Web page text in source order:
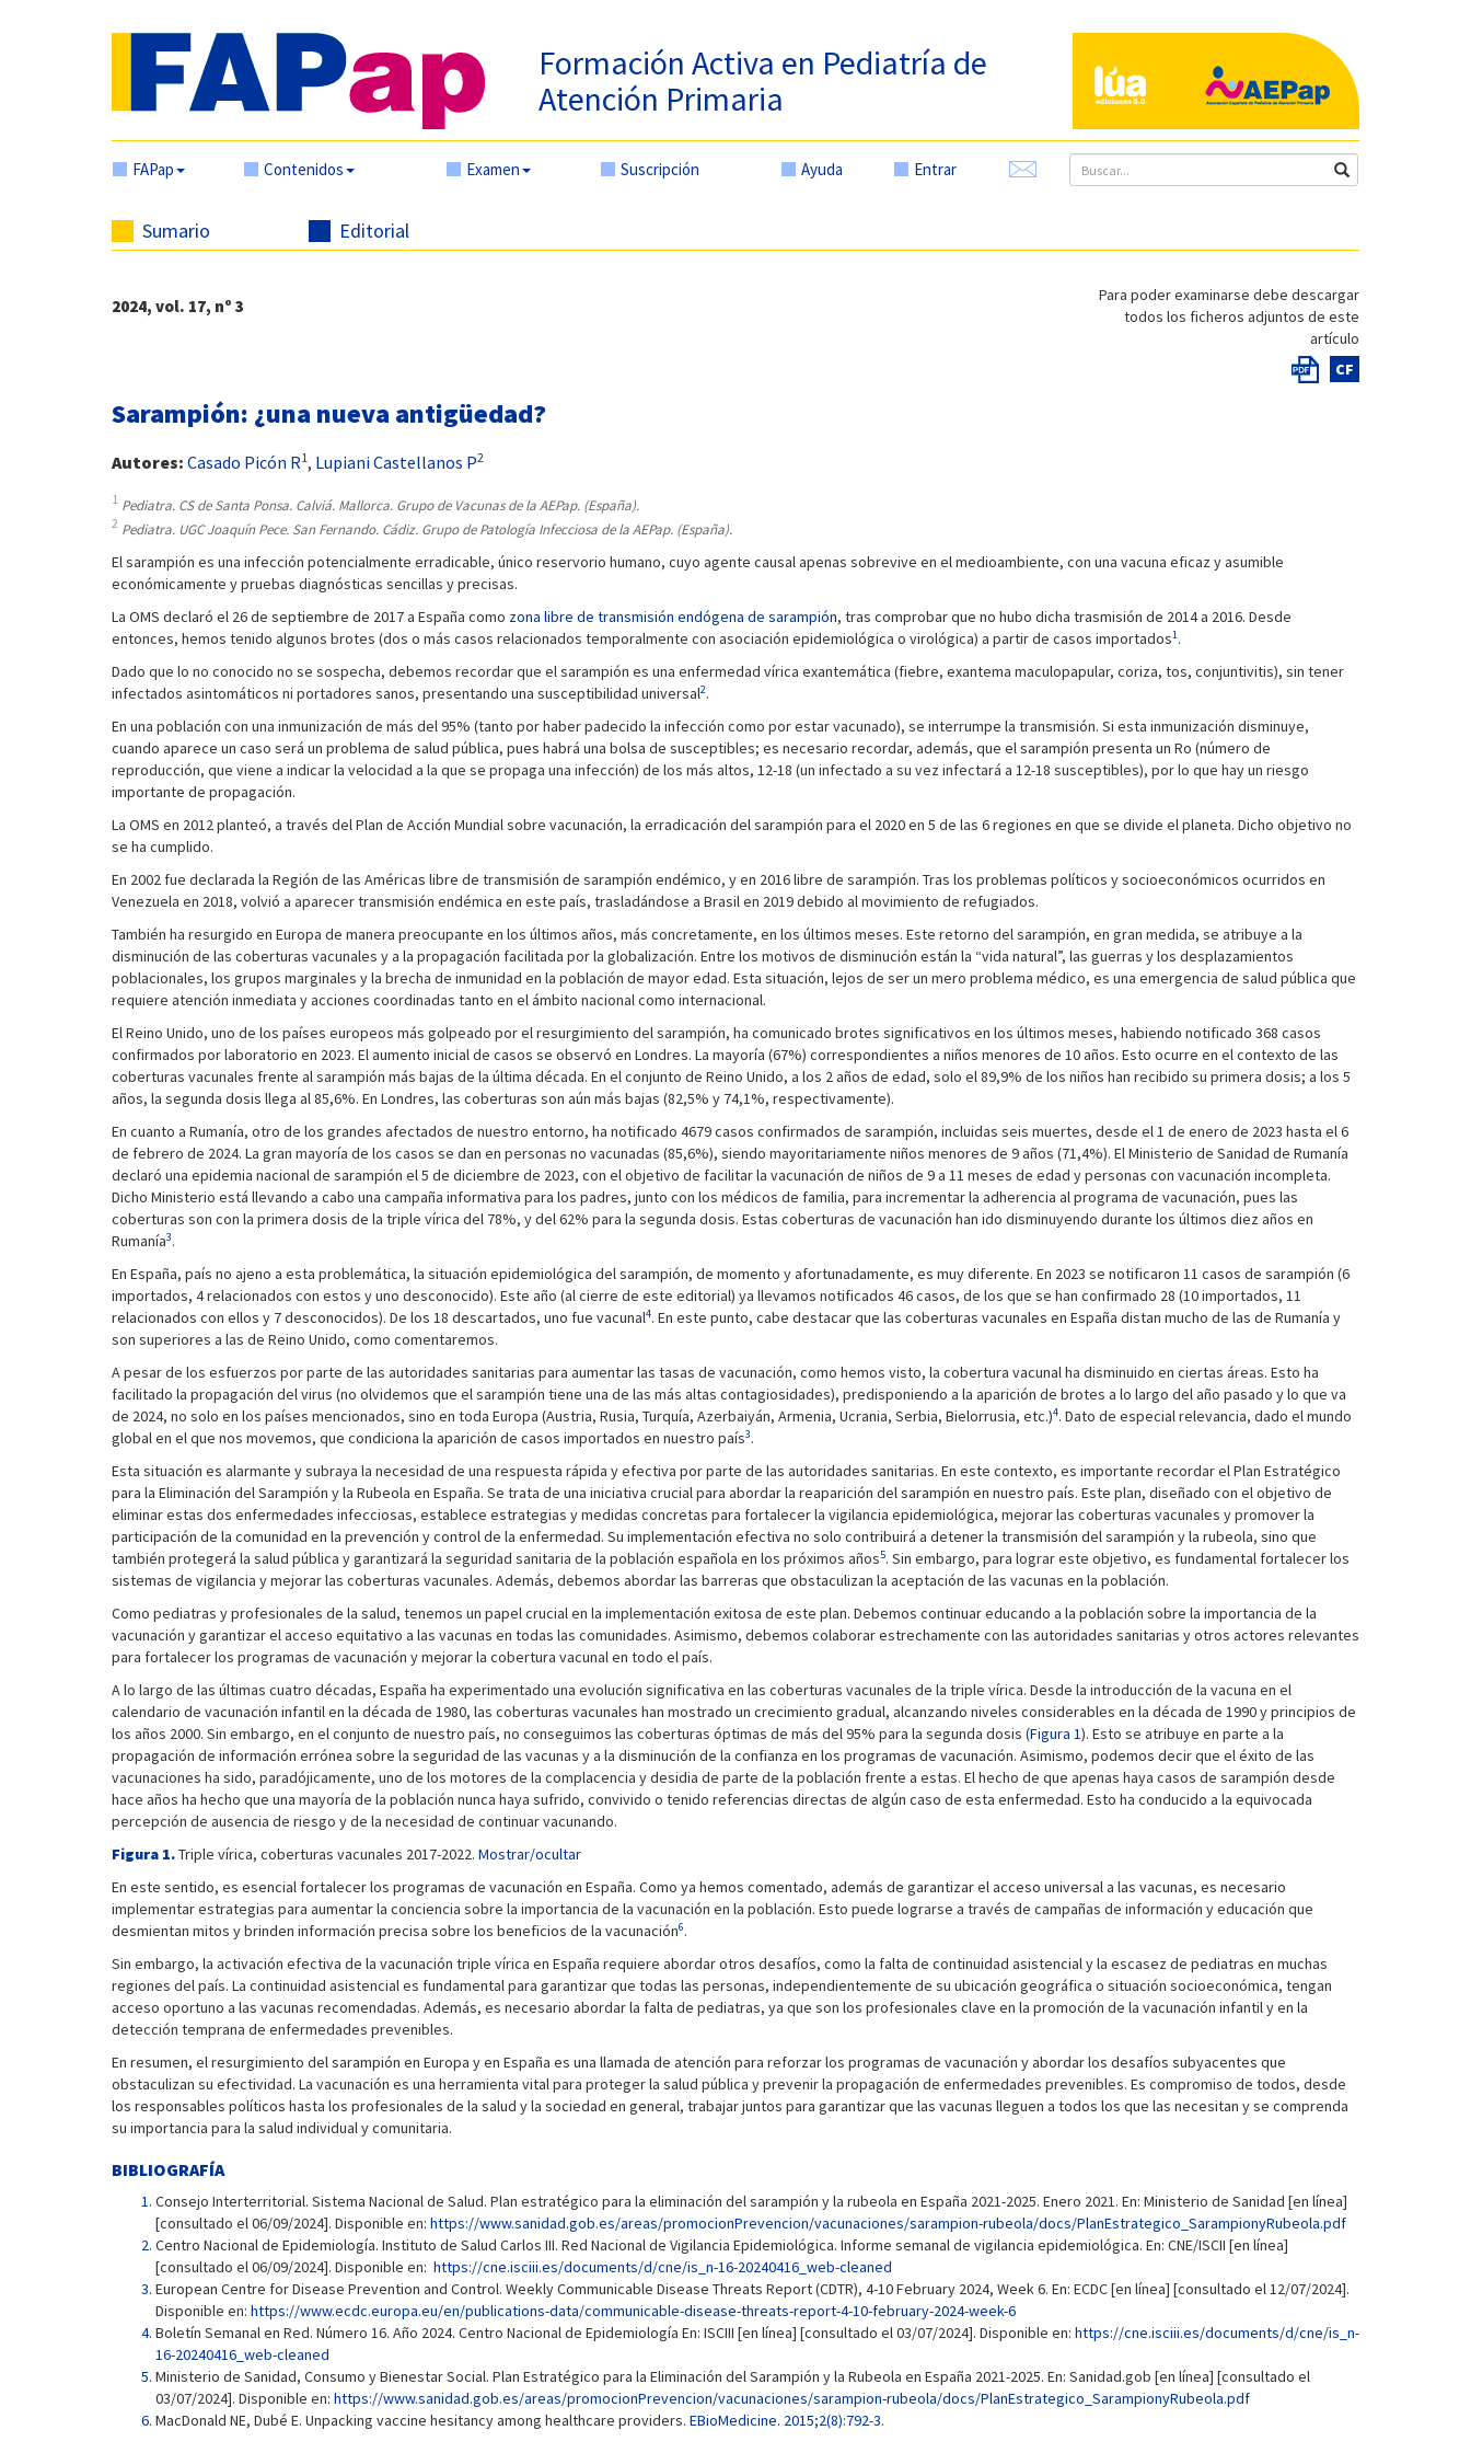
Formación Activa en Pediatría de
Atención Primaria
FAPap Contenidos Examen Suscripción Ayuda Entrar
Sumario Editorial
Para poder examinarse debe descargar
todos los ficheros adjuntos de este
artículo
CF
2024, vol. 17, nº 3
Sarampión: ¿una nueva antigüedad?
Autores: Casado Picón R1, Lupiani Castellanos P2
1 Pediatra. CS de Santa Ponsa. Calviá. Mallorca. Grupo de Vacunas de la AEPap. (España).
2 Pediatra. UGC Joaquín Pece. San Fernando. Cádiz. Grupo de Patología Infecciosa de la AEPap. (España).
El sarampión es una infección potencialmente erradicable, único reservorio humano, cuyo agente causal apenas sobrevive en el medioambiente, con una vacuna eficaz y asumible
económicamente y pruebas diagnósticas sencillas y precisas.
La OMS declaró el 26 de septiembre de 2017 a España como zona libre de transmisión endógena de sarampión, tras comprobar que no hubo dicha trasmisión de 2014 a 2016. Desde
entonces, hemos tenido algunos brotes (dos o más casos relacionados temporalmente con asociación epidemiológica o virológica) a partir de casos importados1.
Dado que lo no conocido no se sospecha, debemos recordar que el sarampión es una enfermedad vírica exantemática (fiebre, exantema maculopapular, coriza, tos, conjuntivitis), sin tener
infectados asintomáticos ni portadores sanos, presentando una susceptibilidad universal2.
En una población con una inmunización de más del 95% (tanto por haber padecido la infección como por estar vacunado), se interrumpe la transmisión. Si esta inmunización disminuye,
cuando aparece un caso será un problema de salud pública, pues habrá una bolsa de susceptibles; es necesario recordar, además, que el sarampión presenta un Ro (número de
reproducción, que viene a indicar la velocidad a la que se propaga una infección) de los más altos, 12-18 (un infectado a su vez infectará a 12-18 susceptibles), por lo que hay un riesgo
importante de propagación.
La OMS en 2012 planteó, a través del Plan de Acción Mundial sobre vacunación, la erradicación del sarampión para el 2020 en 5 de las 6 regiones en que se divide el planeta. Dicho objetivo no
se ha cumplido.
En 2002 fue declarada la Región de las Américas libre de transmisión de sarampión endémico, y en 2016 libre de sarampión. Tras los problemas políticos y socioeconómicos ocurridos en
Venezuela en 2018, volvió a aparecer transmisión endémica en este país, trasladándose a Brasil en 2019 debido al movimiento de refugiados.
También ha resurgido en Europa de manera preocupante en los últimos años, más concretamente, en los últimos meses. Este retorno del sarampión, en gran medida, se atribuye a la
disminución de las coberturas vacunales y a la propagación facilitada por la globalización. Entre los motivos de disminución están la “vida natural”, las guerras y los desplazamientos
poblacionales, los grupos marginales y la brecha de inmunidad en la población de mayor edad. Esta situación, lejos de ser un mero problema médico, es una emergencia de salud pública que
requiere atención inmediata y acciones coordinadas tanto en el ámbito nacional como internacional.
El Reino Unido, uno de los países europeos más golpeado por el resurgimiento del sarampión, ha comunicado brotes significativos en los últimos meses, habiendo notificado 368 casos
confirmados por laboratorio en 2023. El aumento inicial de casos se observó en Londres. La mayoría (67%) correspondientes a niños menores de 10 años. Esto ocurre en el contexto de las
coberturas vacunales frente al sarampión más bajas de la última década. En el conjunto de Reino Unido, a los 2 años de edad, solo el 89,9% de los niños han recibido su primera dosis; a los 5
años, la segunda dosis llega al 85,6%. En Londres, las coberturas son aún más bajas (82,5% y 74,1%, respectivamente).
En cuanto a Rumanía, otro de los grandes afectados de nuestro entorno, ha notificado 4679 casos confirmados de sarampión, incluidas seis muertes, desde el 1 de enero de 2023 hasta el 6
de febrero de 2024. La gran mayoría de los casos se dan en personas no vacunadas (85,6%), siendo mayoritariamente niños menores de 9 años (71,4%). El Ministerio de Sanidad de Rumanía
declaró una epidemia nacional de sarampión el 5 de diciembre de 2023, con el objetivo de facilitar la vacunación de niños de 9 a 11 meses de edad y personas con vacunación incompleta.
Dicho Ministerio está llevando a cabo una campaña informativa para los padres, junto con los médicos de familia, para incrementar la adherencia al programa de vacunación, pues las
coberturas son con la primera dosis de la triple vírica del 78%, y del 62% para la segunda dosis. Estas coberturas de vacunación han ido disminuyendo durante los últimos diez años en
Rumanía3.
En España, país no ajeno a esta problemática, la situación epidemiológica del sarampión, de momento y afortunadamente, es muy diferente. En 2023 se notificaron 11 casos de sarampión (6
importados, 4 relacionados con estos y uno desconocido). Este año (al cierre de este editorial) ya llevamos notificados 46 casos, de los que se han confirmado 28 (10 importados, 11
relacionados con ellos y 7 desconocidos). De los 18 descartados, uno fue vacunal4. En este punto, cabe destacar que las coberturas vacunales en España distan mucho de las de Rumanía y
son superiores a las de Reino Unido, como comentaremos.
A pesar de los esfuerzos por parte de las autoridades sanitarias para aumentar las tasas de vacunación, como hemos visto, la cobertura vacunal ha disminuido en ciertas áreas. Esto ha
facilitado la propagación del virus (no olvidemos que el sarampión tiene una de las más altas contagiosidades), predisponiendo a la aparición de brotes a lo largo del año pasado y lo que va
de 2024, no solo en los países mencionados, sino en toda Europa (Austria, Rusia, Turquía, Azerbaiyán, Armenia, Ucrania, Serbia, Bielorrusia, etc.)4. Dato de especial relevancia, dado el mundo
global en el que nos movemos, que condiciona la aparición de casos importados en nuestro país3.
Esta situación es alarmante y subraya la necesidad de una respuesta rápida y efectiva por parte de las autoridades sanitarias. En este contexto, es importante recordar el Plan Estratégico
para la Eliminación del Sarampión y la Rubeola en España. Se trata de una iniciativa crucial para abordar la reaparición del sarampión en nuestro país. Este plan, diseñado con el objetivo de
eliminar estas dos enfermedades infecciosas, establece estrategias y medidas concretas para fortalecer la vigilancia epidemiológica, mejorar las coberturas vacunales y promover la
participación de la comunidad en la prevención y control de la enfermedad. Su implementación efectiva no solo contribuirá a detener la transmisión del sarampión y la rubeola, sino que
también protegerá la salud pública y garantizará la seguridad sanitaria de la población española en los próximos años5. Sin embargo, para lograr este objetivo, es fundamental fortalecer los
sistemas de vigilancia y mejorar las coberturas vacunales. Además, debemos abordar las barreras que obstaculizan la aceptación de las vacunas en la población.
Como pediatras y profesionales de la salud, tenemos un papel crucial en la implementación exitosa de este plan. Debemos continuar educando a la población sobre la importancia de la
vacunación y garantizar el acceso equitativo a las vacunas en todas las comunidades. Asimismo, debemos colaborar estrechamente con las autoridades sanitarias y otros actores relevantes
para fortalecer los programas de vacunación y mejorar la cobertura vacunal en todo el país.
A lo largo de las últimas cuatro décadas, España ha experimentado una evolución significativa en las coberturas vacunales de la triple vírica. Desde la introducción de la vacuna en el
calendario de vacunación infantil en la década de 1980, las coberturas vacunales han mostrado un crecimiento gradual, alcanzando niveles considerables en la década de 1990 y principios de
los años 2000. Sin embargo, en el conjunto de nuestro país, no conseguimos las coberturas óptimas de más del 95% para la segunda dosis (Figura 1). Esto se atribuye en parte a la
propagación de información errónea sobre la seguridad de las vacunas y a la disminución de la confianza en los programas de vacunación. Asimismo, podemos decir que el éxito de las
vacunaciones ha sido, paradójicamente, uno de los motores de la complacencia y desidia de parte de la población frente a estas. El hecho de que apenas haya casos de sarampión desde
hace años ha hecho que una mayoría de la población nunca haya sufrido, convivido o tenido referencias directas de algún caso de esta enfermedad. Esto ha conducido a la equivocada
percepción de ausencia de riesgo y de la necesidad de continuar vacunando.
Figura 1.Triple vírica, coberturas vacunales 2017-2022. Mostrar/ocultar
En este sentido, es esencial fortalecer los programas de vacunación en España. Como ya hemos comentado, además de garantizar el acceso universal a las vacunas, es necesario
implementar estrategias para aumentar la conciencia sobre la importancia de la vacunación en la población. Esto puede lograrse a través de campañas de información y educación que
desmientan mitos y brinden información precisa sobre los beneficios de la vacunación6.
Sin embargo, la activación efectiva de la vacunación triple vírica en España requiere abordar otros desafíos, como la falta de continuidad asistencial y la escasez de pediatras en muchas
regiones del país. La continuidad asistencial es fundamental para garantizar que todas las personas, independientemente de su ubicación geográfica o situación socioeconómica, tengan
acceso oportuno a las vacunas recomendadas. Además, es necesario abordar la falta de pediatras, ya que son los profesionales clave en la promoción de la vacunación infantil y en la
detección temprana de enfermedades prevenibles.
En resumen, el resurgimiento del sarampión en Europa y en España es una llamada de atención para reforzar los programas de vacunación y abordar los desafíos subyacentes que
obstaculizan su efectividad. La vacunación es una herramienta vital para proteger la salud pública y prevenir la propagación de enfermedades prevenibles. Es compromiso de todos, desde
los responsables políticos hasta los profesionales de la salud y la sociedad en general, trabajar juntos para garantizar que las vacunas lleguen a todos los que las necesitan y se comprenda
su importancia para la salud individual y comunitaria.
BIBLIOGRAFÍA
Consejo Interterritorial. Sistema Nacional de Salud. Plan estratégico para la eliminación del sarampión y la rubeola en España 2021-2025. Enero 2021. En: Ministerio de Sanidad [en línea]
[consultado el 06/09/2024]. Disponible en: https://www.sanidad.gob.es/areas/promocionPrevencion/vacunaciones/sarampion-rubeola/docs/PlanEstrategico_SarampionyRubeola.pdf
Centro Nacional de Epidemiología. Instituto de Salud Carlos III. Red Nacional de Vigilancia Epidemiológica. Informe semanal de vigilancia epidemiológica. En: CNE/ISCII [en línea]
[consultado el 06/09/2024]. Disponible en: https://cne.isciii.es/documents/d/cne/is_n-16-20240416_web-cleaned
European Centre for Disease Prevention and Control. Weekly Communicable Disease Threats Report (CDTR), 4-10 February 2024, Week 6. En: ECDC [en línea] [consultado el 12/07/2024].
Disponible en: https://www.ecdc.europa.eu/en/publications-data/communicable-disease-threats-report-4-10-february-2024-week-6
Boletín Semanal en Red. Número 16. Año 2024. Centro Nacional de Epidemiología En: ISCIII [en línea] [consultado el 03/07/2024]. Disponible en: https://cne.isciii.es/documents/d/cne/is_n-
16-20240416_web-cleaned
Ministerio de Sanidad, Consumo y Bienestar Social. Plan Estratégico para la Eliminación del Sarampión y la Rubeola en España 2021-2025. En: Sanidad.gob [en línea] [consultado el
03/07/2024]. Disponible en: https://www.sanidad.gob.es/areas/promocionPrevencion/vacunaciones/sarampion-rubeola/docs/PlanEstrategico_SarampionyRubeola.pdf
MacDonald NE, Dubé E. Unpacking vaccine hesitancy among healthcare providers. EBioMedicine. 2015;2(8):792-3.